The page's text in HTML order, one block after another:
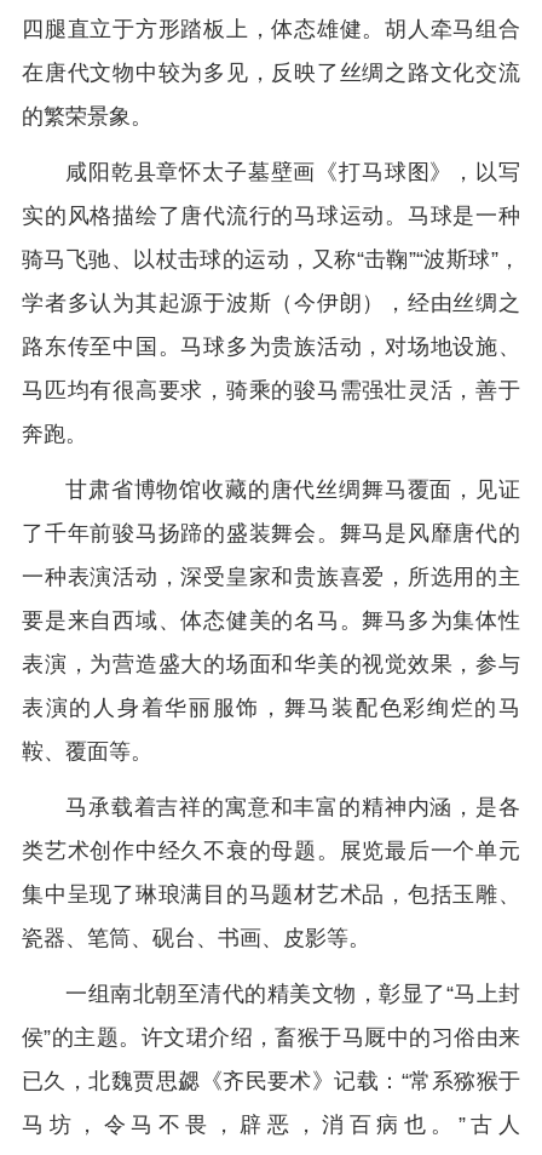
四腿直立于方形踏板上，体态雄健。胡人牵马组合
在唐代文物中较为多见，反映了丝绸之路文化交流
的繁荣景象。
咸阳乾县章怀太子墓壁画《打马球图》，以写
实的风格描绘了唐代流行的马球运动。马球是一种
骑马飞驰、以杖击球的运动，又称“击鞠”“波斯球”，
学者多认为其起源于波斯（今伊朗），经由丝绸之
路东传至中国。马球多为贵族活动，对场地设施、
马匹均有很高要求，骑乘的骏马需强壮灵活，善于
奔跑。
甘肃省博物馆收藏的唐代丝绸舞马覆面，见证
了千年前骏马扬蹄的盛装舞会。舞马是风靡唐代的
一种表演活动，深受皇家和贵族喜爱，所选用的主
要是来自西域、体态健美的名马。舞马多为集体性
表演，为营造盛大的场面和华美的视觉效果，参与
表演的人身着华丽服饰，舞马装配色彩绚烂的马
鞍、覆面等。
马承载着吉祥的寓意和丰富的精神内涵，是各
类艺术创作中经久不衰的母题。展览最后一个单元
集中呈现了琳琅满目的马题材艺术品，包括玉雕、
瓷器、笔筒、砚台、书画、皮影等。
一组南北朝至清代的精美文物，彰显了“马上封
侯”的主题。许文珺介绍，畜猴于马厩中的习俗由来
已久，北魏贾思勰《齐民要术》记载：“常系猕猴于
马坊，令马不畏，辟恶，消百病也。”古人